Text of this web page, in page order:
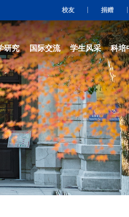
队伍 人才培养 科学研究